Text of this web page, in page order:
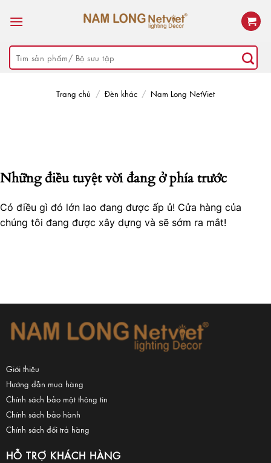
Tìm
kiếm:
Trang chủ / Đèn khác / Nam Long NetViet
Những điều tuyệt vời đang ở phía trước
Có điều gì đó lớn lao đang được ấp ủ! Cửa hàng của
chúng tôi đang được xây dựng và sẽ sớm ra mắt!
Giới thiệu
Hướng dẫn mua hàng
Chính sách bảo mật thông tin
Chính sách bảo hành
Chính sách đổi trả hàng
HỖ TRỢ KHÁCH HÀNG